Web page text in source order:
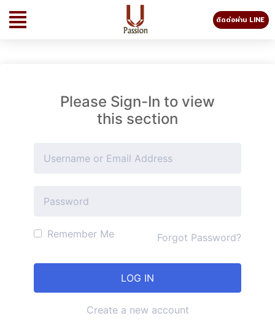
ติดต่อผ่าน LINE
Please Sign-In to view
this section
Remember Me Forgot Password?
Create a new account